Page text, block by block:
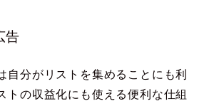
告
自分がリストを集めることにも利
トの収益化にも使える便利な仕組